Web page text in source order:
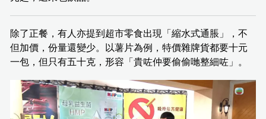
除了正餐，有人亦提到超市零食出現「縮水式通脹」，不
但加價，份量還變少。以薯片為例，特價雜牌貨都要十元
一包，但只有五十克，形容「貴咗仲要偷偷哋整細咗」。